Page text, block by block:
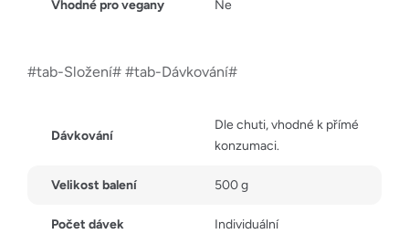
Vhodné pro vegany Ne
#tab-Složení# #tab-Dávkování#
Dávkování
Dle chuti, vhodné k přímé
konzumaci.
Velikost balení 500 g
Počet dávek Individuální